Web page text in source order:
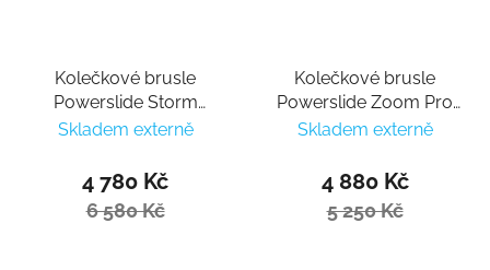
Kolečkové brusle
Powerslide Storm
Meteor 80
Skladem externě
4 780 Kč
6 580 Kč
Kolečkové brusle
Powerslide Zoom Pro
80 Sand
Skladem externě
4 880 Kč
5 250 Kč